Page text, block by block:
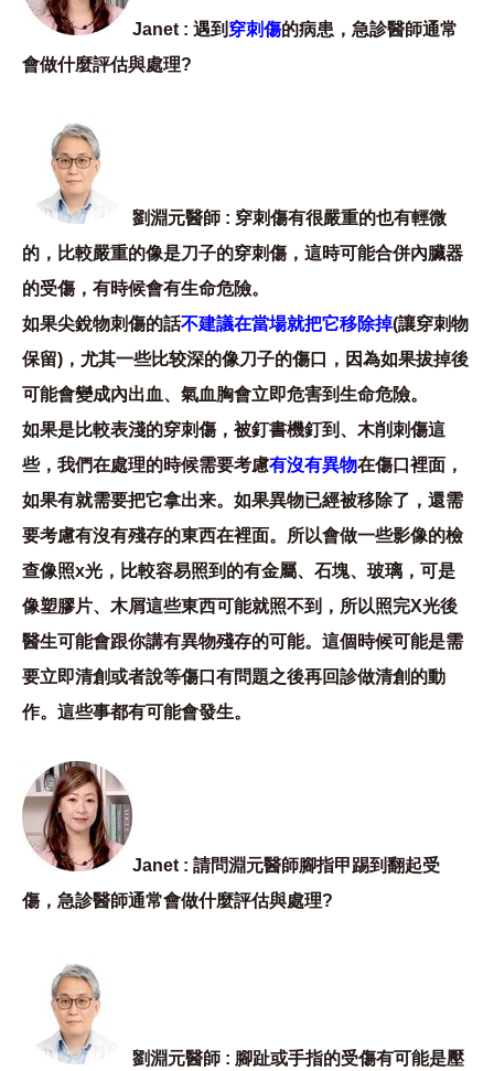
Janet : 遇到 穿刺傷的病患，急診醫師通常
會做什麼評估與處理?
劉淵元醫師 : 穿刺傷有很嚴重的也有輕微
的，比較嚴重的像是刀子的穿刺傷，這時可能合併內臟器
的受傷，有時候會有生命危險。
如果尖銳物刺傷的話不建議在當場就把它移除掉(讓穿刺物
保留)，尤其一些比较深的像刀子的傷口，因為如果拔掉後
可能會變成內出血、氣血胸會立即危害到生命危險。
如果是比較表淺的穿刺傷，被釘書機釘到、木削刺傷這
些，我們在處理的時候需要考慮有沒有異物在傷口裡面，
如果有就需要把它拿出来。如果異物已經被移除了，還需
要考慮有沒有殘存的東西在裡面。所以會做一些影像的檢
查像照x光，比較容易照到的有金屬、石塊、玻璃，可是
像塑膠片、木屑這些東西可能就照不到，所以照完X光後
醫生可能會跟你講有異物殘存的可能。這個時候可能是需
要立即清創或者說等傷口有問題之後再回診做清創的動
作。這些事都有可能會發生。
Janet : 請問淵元醫師腳指甲踢到翻起受
傷，急診醫師通常會做什麼評估與處理?
劉淵元醫師 : 腳趾或手指的受傷有可能是壓